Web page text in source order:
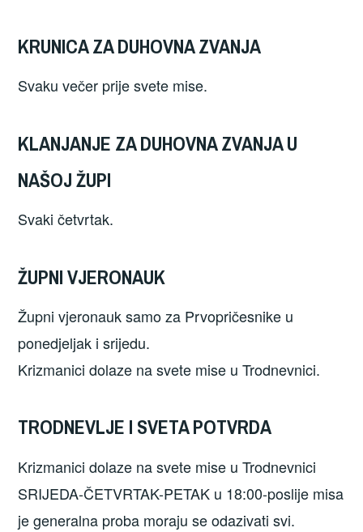
KRUNICA ZA DUHOVNA ZVANJA
Svaku večer prije svete mise.
KLANJANJE ZA DUHOVNA ZVANJA U
NAŠOJ ŽUPI
Svaki četvrtak.
ŽUPNI VJERONAUK
Župni vjeronauk samo za Prvopričesnike u
ponedjeljak i srijedu.
Krizmanici dolaze na svete mise u Trodnevnici.
TRODNEVLJE I SVETA POTVRDA
Krizmanici dolaze na svete mise u Trodnevnici
SRIJEDA-ČETVRTAK-PETAK u 18:00-poslije misa
je generalna proba moraju se odazivati svi.